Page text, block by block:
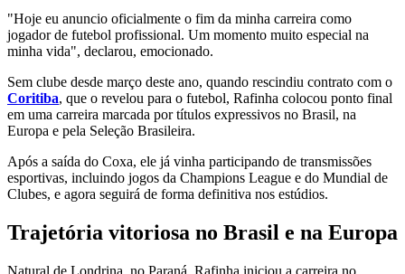
"Hoje eu anuncio oficialmente o fim da minha carreira como
jogador de futebol profissional. Um momento muito especial na
minha vida", declarou, emocionado.
Sem clube desde março deste ano, quando rescindiu contrato com o
Coritiba, que o revelou para o futebol, Rafinha colocou ponto final
em uma carreira marcada por títulos expressivos no Brasil, na
Europa e pela Seleção Brasileira.
Após a saída do Coxa, ele já vinha participando de transmissões
esportivas, incluindo jogos da Champions League e do Mundial de
Clubes, e agora seguirá de forma definitiva nos estúdios.
Trajetória vitoriosa no Brasil e na Europa